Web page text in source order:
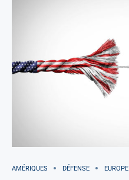
AMÉRIQUES DÉFENSE EUROPE